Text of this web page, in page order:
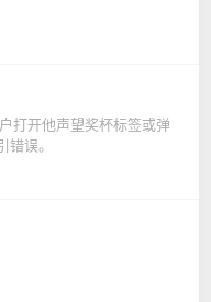
打开他声望奖杯标签或弹
误。